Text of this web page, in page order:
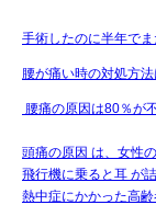
手術したのに半年で
腰が痛い時の対処方
腰痛の原因は80％が
頭痛の原因 は、女性
飛行機に乗ると耳 が
熱中症にかかった高